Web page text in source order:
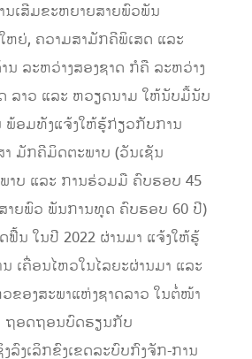
ນເສີມຂະຫຍາຍສາຍພົວພັນ
ຫຍ່, ຄວາມສາມັກຄີພິເສດ ແລະ
ລະຫວ່າງສອງຊາດ ກໍຄື ລະຫວ່າງ
ລາວ ແລະ ຫວຽດນາມ ໃຫ້ນັບມື້ນັບ
ອມທັງແຈ້ງໃຫ້ຮູ້ກ່ຽວກັບການ
ມັກຄີມິດຕະພາບ (ວັນເຊັນ
າບ ແລະ ການຮ່ວມມື ຄົບຮອບ 45
າຍພົວ ພັນການທູດ ຄົບຮອບ 60 ປີ)
ຟື້ນ ໃນປີ 2022 ຜ່ານມາ ແຈ້ງໃຫ້ຮູ້
ເຄື່ອນໄຫວໃນໄລຍະຜ່ານມາ ແລະ
ຂອງສະພາແຫ່ງຊາດລາວ ໃນຕໍ່ໜ້າ
ຖອດຖອນບົດຮຽນກັບ
ລົງເລິກຂົງເຂດລະບົບກົງຈັກ-ການ